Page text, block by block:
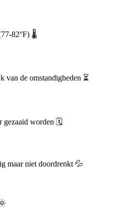
82°F) 🌡️
van de omstandigheden ⏳
gezaaid worden 🗓️
maar niet doordrenkt 💦